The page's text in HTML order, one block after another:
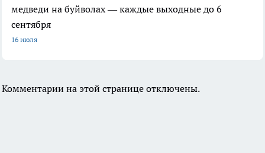
медведи на буйволах — каждые выходные до 6
сентября
16 июля
Комментарии на этой странице отключены.